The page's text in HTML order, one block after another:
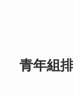
青年組